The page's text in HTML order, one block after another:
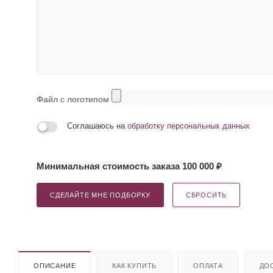
Файл с логотипом
Соглашаюсь на обработку персональных данных
Минимальная стоимость заказа 100 000 ₽
СДЕЛАЙТЕ МНЕ ПОДБОРКУ СБРОСИТЬ
ОПИСАНИЕ КАК КУПИТЬ ОПЛАТА